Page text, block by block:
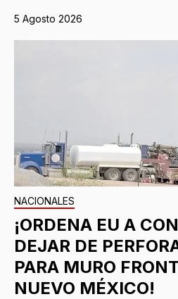
5 Agosto 2026
NACIONALES
¡ORDENA EU A
DEJAR DE
PARA MURO
NUEVO MÉXICO!